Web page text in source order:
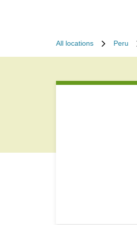
All locations Peru